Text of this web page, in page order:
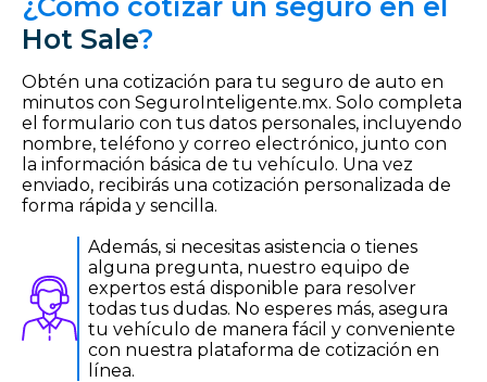
Hot Sale?
Obtén una cotización para tu seguro de auto en
minutos con SeguroInteligente.mx. Solo completa
el formulario con tus datos personales, incluyendo
nombre, teléfono y correo electrónico, junto con
la información básica de tu vehículo. Una vez
enviado, recibirás una cotización personalizada de
forma rápida y sencilla.
Además, si necesitas asistencia o tienes
alguna pregunta, nuestro equipo de
expertos está disponible para resolver
todas tus dudas. No esperes más, asegura
tu vehículo de manera fácil y conveniente
con nuestra plataforma de cotización en
línea.